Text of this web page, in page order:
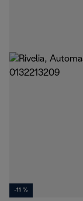
-11 %